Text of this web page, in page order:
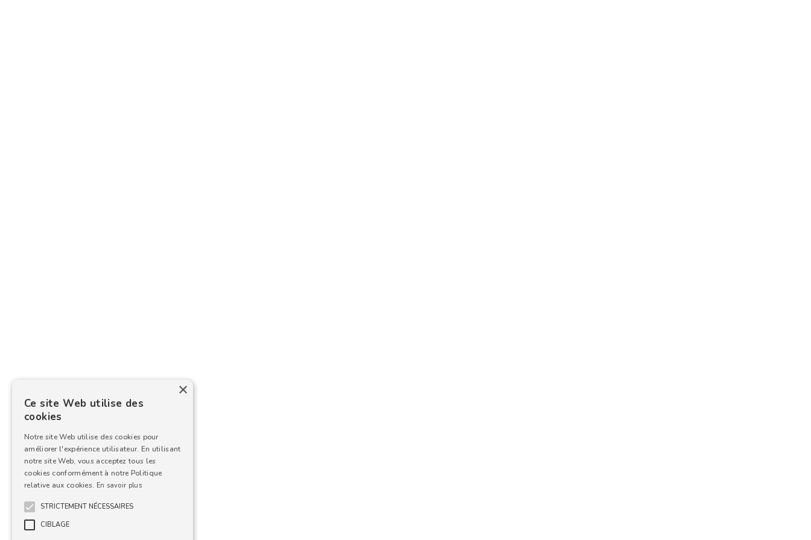
×
Ce site Web utilise des
cookies
Notre site Web utilise des cookies pour
améliorer l'expérience utilisateur. En utilisant
notre site Web, vous acceptez tous les
cookies conformément à notre Politique
relative aux cookies. En savoir plus
STRICTEMENT NÉCESSAIRES
CIBLAGE